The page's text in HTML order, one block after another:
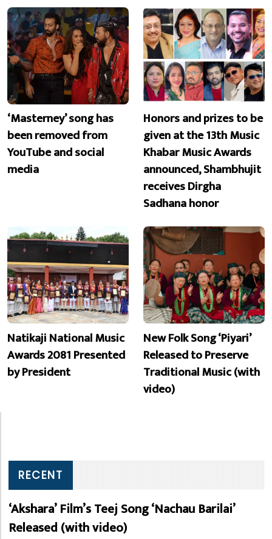
‘Masterney’ song has
been removed from
YouTube and social
media
Honors and prizes to be
given at the 13th Music
Khabar Music Awards
announced, Shambhujit
receives Dirgha
Sadhana honor
Natikaji National Music
Awards 2081 Presented
by President
New Folk Song ‘Piyari’
Released to Preserve
Traditional Music (with
video)
RECENT
‘Akshara’ Film’s Teej Song ‘Nachau Barilai’
Released (with video)